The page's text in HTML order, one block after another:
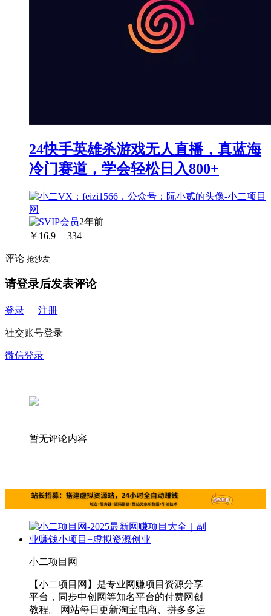
24快手英雄杀游戏无人直播，真蓝海
冷门赛道，学会轻松日入800+
2年前
￥ 16.9 334
评论 抢沙发
请登录后发表评论
登录 注册
社交账号登录
微信登录
暂无评论内容
小二项目网
【小二项目网】是专业网赚项目资源分享
平台，同步中创网等知名平台的付费网创
教程。 网站每日更新淘宝电商、拼多多运